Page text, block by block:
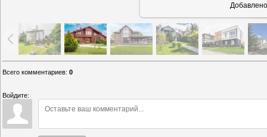
Добавлено
Всего комментариев: 0
Войдите: